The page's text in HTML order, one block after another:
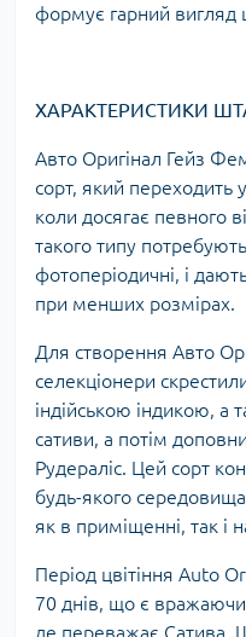
формує гарний вигляд
ХАРАКТЕРИСТИКИ
Авто Оригінал Гейз
сорт, який переходить
коли досягає певного
такого типу
фотоперіодичні, і
при менших розмірах.
Для створення Авто
селекціонери
індійською індикою, а
сативи, а потім
Рудераліс. Цей сорт
будь-якого середовища
як в приміщенні, так і
Період цвітіння Auto
70 днів, що є
де переважає Сатива.